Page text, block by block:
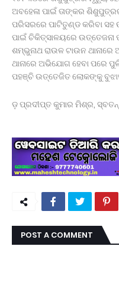
ଅବହେଳା ପାଇଁ ତାଙ୍କର
ପରିସରରେ ପାଟିତୁଣ୍ଡ କରିବା ସହ
ପାଇଁ ଚିକିତ୍ସାଳୟରେ ଉତ୍ତେଜନା
ଶମ୍ଭୁନାଥ ରାଉଳ ଟାଉନ
ଥାନାରେ ଅଭିଯୋଗ ହେବା ପରେ
ପହଞ୍ଚି ଉତ୍ତେଜିତ ଲୋକଙ୍କୁ
ଡ଼ ପ୍ରଦୀପ୍ତ କୁମାର ମିଶ୍ର,
POST A COMMENT